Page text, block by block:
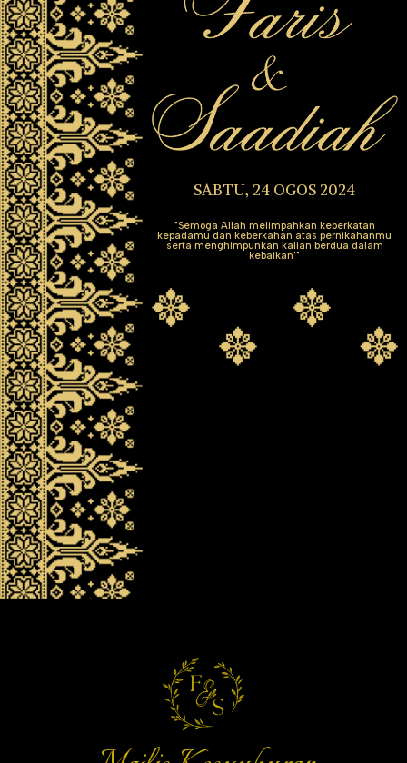
SABTU, 24 OGOS 2024
"Semoga Allah melimpahkan keberkatan
kepadamu dan keberkahan atas pernikahanmu
serta menghimpunkan kalian berdua dalam
kebaikan'"